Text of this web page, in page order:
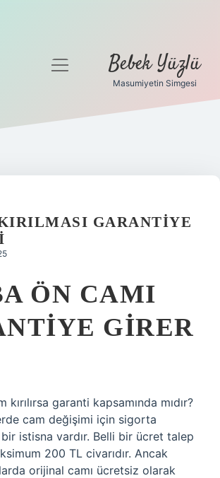
menüyü
Bebek Yüzlü
Masumiyetin Simgesi
GARANTIYE
ÖN CAMI
GIRER
kırılırsa garanti kapsamında mıdır?
cam değişimi için sigorta
istisna vardır. Belli bir ücret talep
200 TL civarıdır. Ancak
orijinal camı ücretsiz olarak